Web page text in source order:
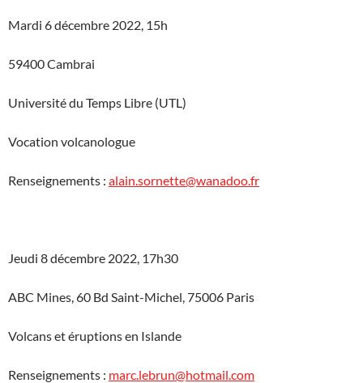
Mardi 6 décembre 2022, 15h
59400 Cambrai
Université du Temps Libre (UTL)
Vocation volcanologue
Renseignements : alain.sornette@wanadoo.fr
Jeudi 8 décembre 2022, 17h30
ABC Mines, 60 Bd Saint-Michel, 75006 Paris
Volcans et éruptions en Islande
Renseignements : marc.lebrun@hotmail.com